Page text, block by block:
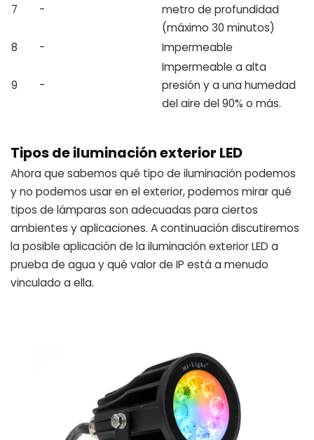
7 -
metro de profundidad
(máximo 30 minutos)
8
- Impermeable
9 -
Impermeable a alta
presión y a una humedad
del aire del 90% o más.
Tipos de iluminación exterior LED
Ahora que sabemos qué tipo de iluminación podemos
y no podemos usar en el exterior, podemos mirar qué
tipos de lámparas son adecuadas para ciertos
ambientes y aplicaciones. A continuación discutiremos
la posible aplicación de la iluminación exterior LED a
prueba de agua y qué valor de IP está a menudo
vinculado a ella.